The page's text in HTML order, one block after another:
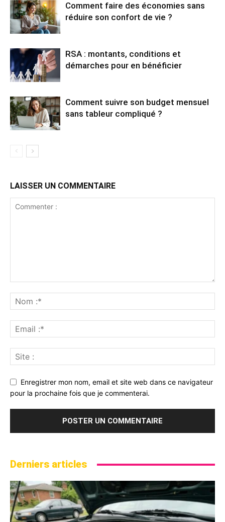
Comment faire des économies sans
réduire son confort de vie ?
RSA : montants, conditions et
démarches pour en bénéficier
Comment suivre son budget mensuel
sans tableur compliqué ?
LAISSER UN COMMENTAIRE
Enregistrer mon nom, email et site web dans ce navigateur
pour la prochaine fois que je commenterai.
Derniers articles